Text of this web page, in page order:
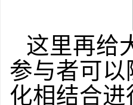
这里再给
参与者可
化相结合